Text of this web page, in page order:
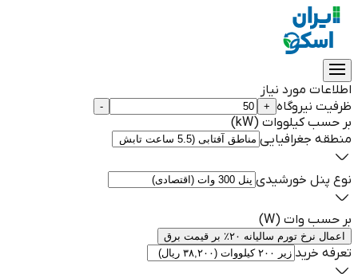
اطلاعات مورد نیاز
ظرفیت نیروگاه +
-
بر حسب کیلووات (kW)
منطقه جغرافیایی
نوع پنل خورشیدی
بر حسب وات (W)
اعمال نرخ تورم سالیانه ۲۰٪ بر قیمت برق
تعرفه خرید